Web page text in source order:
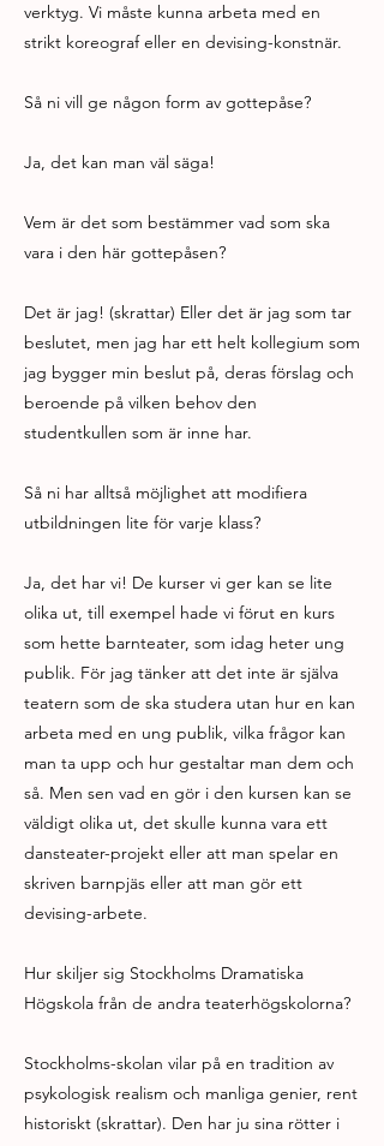
verktyg. Vi måste kunna arbeta med en
strikt koreograf eller en devising-konstnär.
Så ni vill ge någon form av gottepåse?
Ja, det kan man väl säga!
Vem är det som bestämmer vad som ska
vara i den här gottepåsen?
Det är jag! (skrattar) Eller det är jag som tar
beslutet, men jag har ett helt kollegium som
jag bygger min beslut på, deras förslag och
beroende på vilken behov den
studentkullen som är inne har.
Så ni har alltså möjlighet att modifiera
utbildningen lite för varje klass?
Ja, det har vi! De kurser vi ger kan se lite
olika ut, till exempel hade vi förut en kurs
som hette barnteater, som idag heter ung
publik. För jag tänker att det inte är själva
teatern som de ska studera utan hur en kan
arbeta med en ung publik, vilka frågor kan
man ta upp och hur gestaltar man dem och
så. Men sen vad en gör i den kursen kan se
väldigt olika ut, det skulle kunna vara ett
dansteater-projekt eller att man spelar en
skriven barnpjäs eller att man gör ett
devising-arbete.
Hur skiljer sig Stockholms Dramatiska
Högskola från de andra teaterhögskolorna?
Stockholms-skolan vilar på en tradition av
psykologisk realism och manliga genier, rent
historiskt (skrattar). Den har ju sina rötter i